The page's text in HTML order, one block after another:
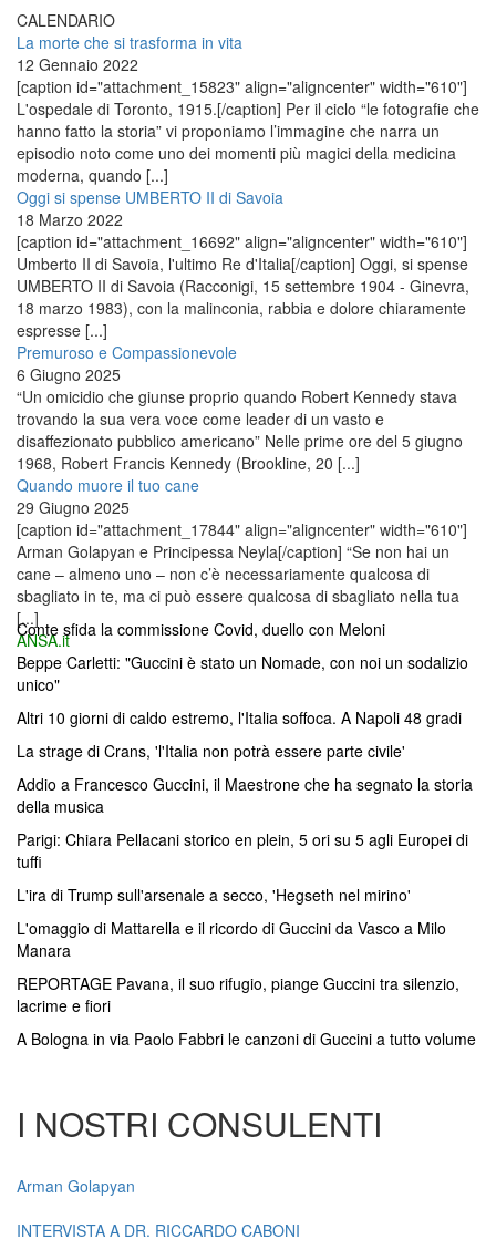
CALENDARIO
La morte che si trasforma in vita
12 Gennaio 2022
[caption id="attachment_15823" align="aligncenter" width="610"]
L'ospedale di Toronto, 1915.[/caption] Per il ciclo “le fotografie che
hanno fatto la storia” vi proponiamo l’immagine che narra un
episodio noto come uno dei momenti più magici della medicina
moderna, quando [...]
Oggi si spense UMBERTO II di Savoia
18 Marzo 2022
[caption id="attachment_16692" align="aligncenter" width="610"]
Umberto II di Savoia, l'ultimo Re d'Italia[/caption] Oggi, si spense
UMBERTO II di Savoia (Racconigi, 15 settembre 1904 - Ginevra,
18 marzo 1983), con la malinconia, rabbia e dolore chiaramente
espresse [...]
Premuroso e Compassionevole
6 Giugno 2025
“Un omicidio che giunse proprio quando Robert Kennedy stava
trovando la sua vera voce come leader di un vasto e
disaffezionato pubblico americano” Nelle prime ore del 5 giugno
1968, Robert Francis Kennedy (Brookline, 20 [...]
Quando muore il tuo cane
29 Giugno 2025
[caption id="attachment_17844" align="aligncenter" width="610"]
Arman Golapyan e Principessa Neyla[/caption] “Se non hai un
cane – almeno uno – non c’è necessariamente qualcosa di
sbagliato in te, ma ci può essere qualcosa di sbagliato nella tua
[...]
ANSA.it
Conte sfida la commissione Covid, duello con Meloni
Beppe Carletti: "Guccini è stato un Nomade, con noi un sodalizio
unico"
Altri 10 giorni di caldo estremo, l'Italia soffoca. A Napoli 48 gradi
La strage di Crans, 'l'Italia non potrà essere parte civile'
Addio a Francesco Guccini, il Maestrone che ha segnato la storia
della musica
Parigi: Chiara Pellacani storico en plein, 5 ori su 5 agli Europei di
tuffi
L'ira di Trump sull'arsenale a secco, 'Hegseth nel mirino'
L'omaggio di Mattarella e il ricordo di Guccini da Vasco a Milo
Manara
REPORTAGE Pavana, il suo rifugio, piange Guccini tra silenzio,
lacrime e fiori
A Bologna in via Paolo Fabbri le canzoni di Guccini a tutto volume
I NOSTRI CONSULENTI
Arman Golapyan
INTERVISTA A DR. RICCARDO CABONI